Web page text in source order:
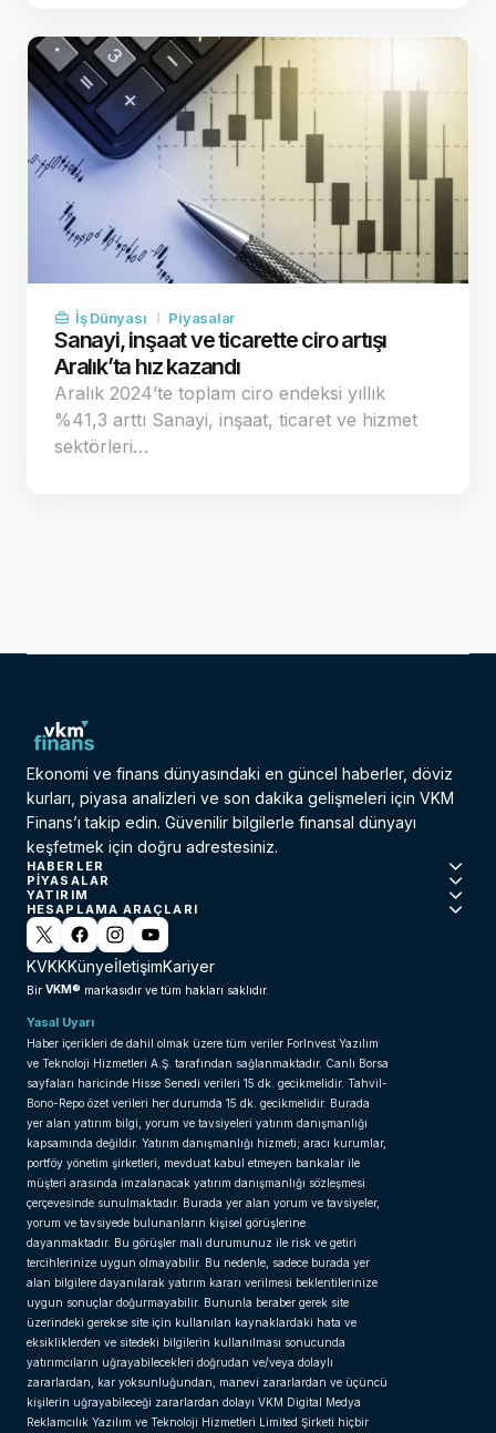
İş Dünyası Piyasalar
Sanayi, inşaat ve ticarette ciro artışı
Aralık’ta hız kazandı
Aralık 2024’te toplam ciro endeksi yıllık
%41,3 arttı Sanayi, inşaat, ticaret ve hizmet
sektörleri…
Ekonomi ve finans dünyasındaki en güncel haberler, döviz
kurları, piyasa analizleri ve son dakika gelişmeleri için VKM
Finans’ı takip edin. Güvenilir bilgilerle finansal dünyayı
keşfetmek için doğru adrestesiniz.
HABERLER
PIYASALAR
YATIRIM
HESAPLAMA ARAÇLARI
KVKKKünyeİletişimKariyer
Bir VKM® markasıdır ve tüm hakları saklıdır.
Yasal Uyarı
Haber içerikleri de dahil olmak üzere tüm veriler ForInvest Yazılım
ve Teknoloji Hizmetleri A.Ş. tarafından sağlanmaktadır. Canlı Borsa
sayfaları haricinde Hisse Senedi verileri 15 dk. gecikmelidir. Tahvil-
Bono-Repo özet verileri her durumda 15 dk. gecikmelidir. Burada
yer alan yatırım bilgi, yorum ve tavsiyeleri yatırım danışmanlığı
kapsamında değildir. Yatırım danışmanlığı hizmeti; aracı kurumlar,
portföy yönetim şirketleri, mevduat kabul etmeyen bankalar ile
müşteri arasında imzalanacak yatırım danışmanlığı sözleşmesi
çerçevesinde sunulmaktadır. Burada yer alan yorum ve tavsiyeler,
yorum ve tavsiyede bulunanların kişisel görüşlerine
dayanmaktadır. Bu görüşler mali durumunuz ile risk ve getiri
tercihlerinize uygun olmayabilir. Bu nedenle, sadece burada yer
alan bilgilere dayanılarak yatırım kararı verilmesi beklentilerinize
uygun sonuçlar doğurmayabilir. Bununla beraber gerek site
üzerindeki gerekse site için kullanılan kaynaklardaki hata ve
eksikliklerden ve sitedeki bilgilerin kullanılması sonucunda
yatırımcıların uğrayabilecekleri doğrudan ve/veya dolaylı
zararlardan, kar yoksunluğundan, manevi zararlardan ve üçüncü
kişilerin uğrayabileceği zararlardan dolayı VKM Digital Medya
Reklamcılık Yazılım ve Teknoloji Hizmetleri Limited Şirketi hiçbir